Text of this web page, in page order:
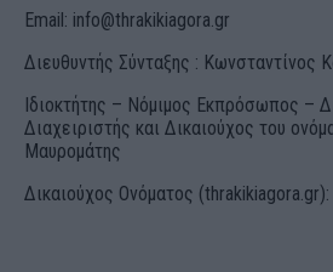
Email: info@thrakikiagora.gr
Διευθυντής Σύνταξης : Κωνσταντίνος
Ιδιοκτήτης – Νόμιμος Εκπρόσωπος –
Διαχειριστής και Δικαιούχος του
Μαυρομάτης
Δικαιούχος Ονόματος